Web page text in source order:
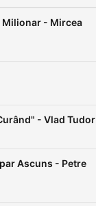
Milionar - Mircea
- Vlad Tudor
Ascuns - Petre